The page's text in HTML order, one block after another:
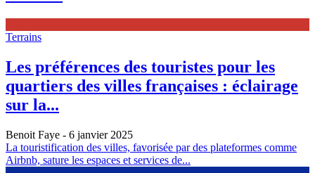
Terrains
Les préférences des touristes pour les
quartiers des villes françaises : éclairage
sur la...
Benoit Faye - 6 janvier 2025
La touristification des villes, favorisée par des plateformes comme
Airbnb, sature les espaces et services de...